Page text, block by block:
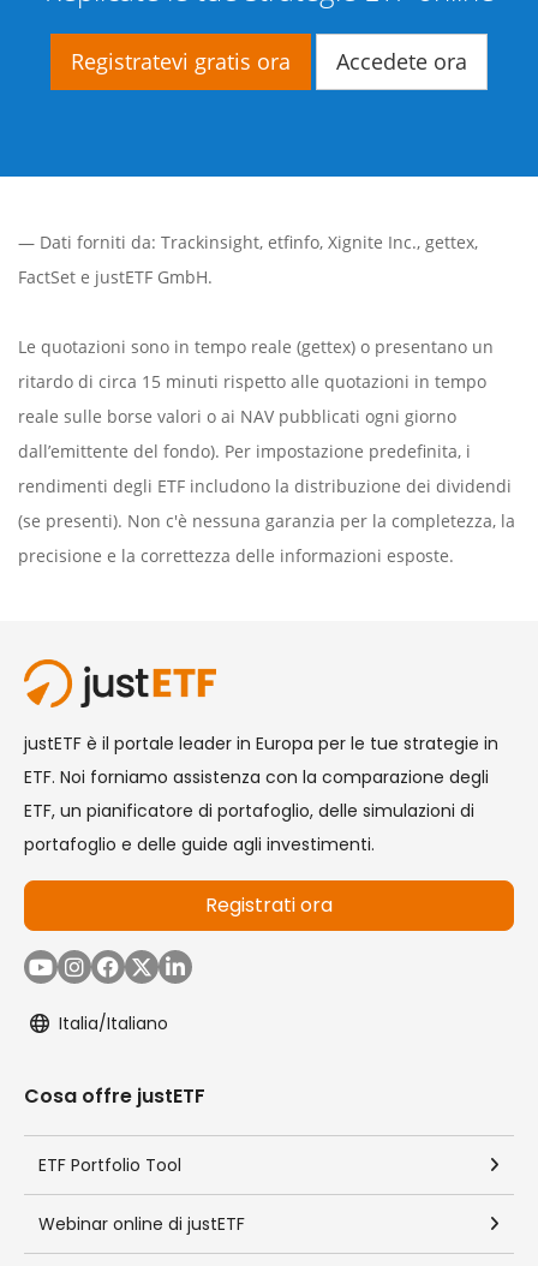
Registratevi gratis ora Accedete ora
— Dati forniti da: Trackinsight, etfinfo, Xignite Inc., gettex,
FactSet e justETF GmbH.
Le quotazioni sono in tempo reale (gettex) o presentano un
ritardo di circa 15 minuti rispetto alle quotazioni in tempo
reale sulle borse valori o ai NAV pubblicati ogni giorno
dall’emittente del fondo). Per impostazione predefinita, i
rendimenti degli ETF includono la distribuzione dei dividendi
(se presenti). Non c'è nessuna garanzia per la completezza, la
precisione e la correttezza delle informazioni esposte.